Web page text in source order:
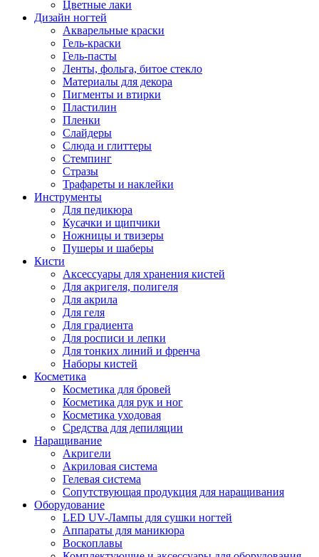
Цветные лаки
Дизайн ногтей
Акварельные краски
Гель-краски
Гель-пасты
Ленты, фольга, битое стекло
Материалы для декора
Пигменты и втирки
Пластилин
Пленки
Слайдеры
Слюда и глиттеры
Стемпинг
Стразы
Трафареты и наклейки
Инструменты
Для педикюра
Кусачки и щипчики
Ножницы и твизеры
Пушеры и шаберы
Кисти
Аксессуары для хранения кистей
Для акригеля, полигеля
Для акрила
Для геля
Для градиента
Для росписи и лепки
Для тонких линий и френча
Наборы кистей
Косметика
Косметика для бровей
Косметика для рук и ног
Косметика уходовая
Средства для депиляции
Наращивание
Акригели
Акриловая система
Гелевая система
Сопутствующая продукция для наращивания
Оборудование
LED UV-Лампы для сушки ногтей
Аппараты для маникюра
Воскоплавы